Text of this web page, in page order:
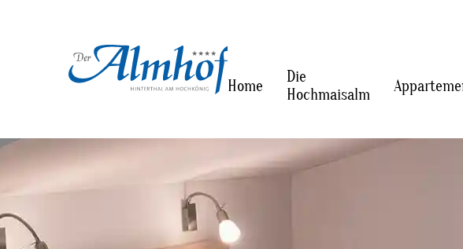
Home
Die
Hochmaisalm